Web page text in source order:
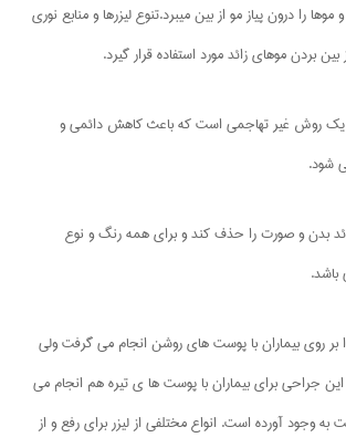
را درون پیاز مو از بین میبرد.تنوع لیزرها و منابع نوری
بردن موهای زائد مورد استفاده قرار گیرد.
یک روش غیر تهاجمی است که باعث کاهش دائمی و
شود.
بدن و صورت را حذف کند و برای همه رنگ و نوع
بر روی بیماران با پوست های روشن انجام می گرفت ولی
جراحی برای بیماران با پوست ها ی تیره هم انجام می
به وجود آورده است. انواع مختلفی از لیزر برای رفع و از